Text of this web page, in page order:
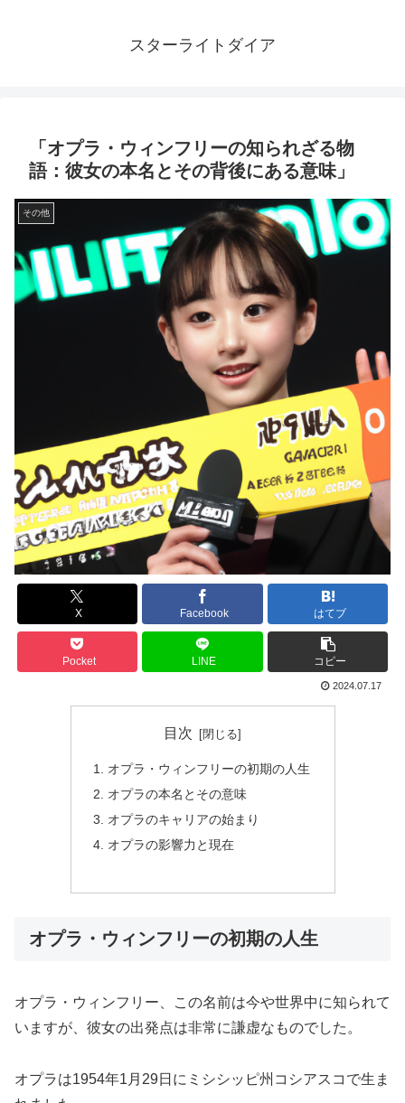
スターライトダイア
「オプラ・ウィンフリーの知られざる物
語：彼女の本名とその背後にある意味」
その他
X Facebook はてブ
Pocket LINE コピー
2024.07.17
目次
オプラ・ウィンフリーの初期の人生
オプラの本名とその意味
オプラのキャリアの始まり
オプラの影響力と現在
オプラ・ウィンフリーの初期の人生
オプラ・ウィンフリー、この名前は今や世界中に知られて
いますが、彼女の出発点は非常に謙虚なものでした。
オプラは1954年1月29日にミシシッピ州コシアスコで生ま